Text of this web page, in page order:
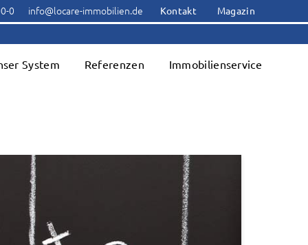
Magazin
Kontakt
0 info@locare-immobilien.de
System Referenzen Immobilienservice